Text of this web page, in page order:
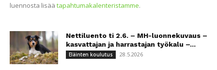
luennosta lisää tapahtumakalenteristamme.
Nettiluento ti 2.6. – MH-luonnekuvaus –
kasvattajan ja harrastajan työkalu –...
Eläinten koulutus 28.5.2026